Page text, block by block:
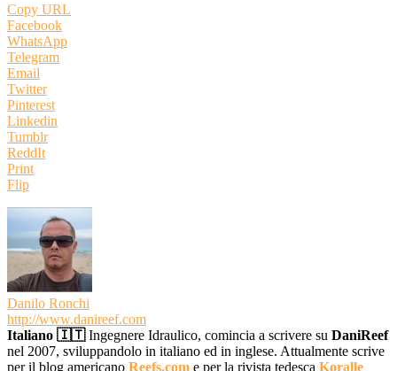
Copy URL
Facebook
WhatsApp
Telegram
Email
Twitter
Pinterest
Linkedin
Tumblr
ReddIt
Print
Flip
Danilo Ronchi
http://www.danireef.com
Italiano 🇮🇹Ingegnere Idraulico, comincia a scrivere su DaniReef
nel 2007, sviluppandolo in italiano ed in inglese. Attualmente scrive
per il blog americano Reefs.com e per la rivista tedesca Koralle